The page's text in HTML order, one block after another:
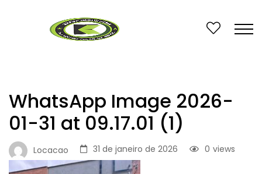
WhatsApp Image 2026-
01-31 at 09.17.01 (1)
Locacao 31 de janeiro de 2026 views
0